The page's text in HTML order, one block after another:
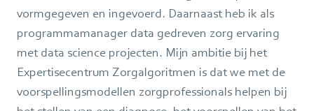
vormgegeven en ingevoerd. Daarnaast heb ik als
programmamanager data gedreven zorg ervaring
met data science projecten. Mijn ambitie bij het
Expertisecentrum Zorgalgoritmen is dat we met de
voorspellingsmodellen zorgprofessionals helpen bij